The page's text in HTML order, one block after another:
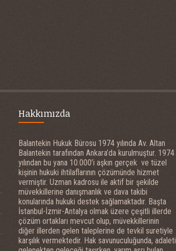
Hakkımızda
Balantekin Hukuk Bürosu 1974 yılında Av. Altan
Balantekin tarafından Ankara’da kurulmuştur. 1974
yılından bu yana 10.000’i aşkın gerçek ve tüzel
kişinin hukuki ihtilaflarının çözümünde hizmet
vermiştir. Uzman kadrosu ile aktif bir şekilde
müvekkillerine danışmanlık ve dava takibi
konularında hukuki destek sağlamaktadır. Başta
İstanbul-İzmir-Antalya olmak üzere çeşitli illerde
çözüm ortakları mevcut olup, müvekkillerinin
diğer illerden gelen taleplerine de tevkil suretiyle
karşılık vermektedir. Hak savunuculuğunda, adaleti